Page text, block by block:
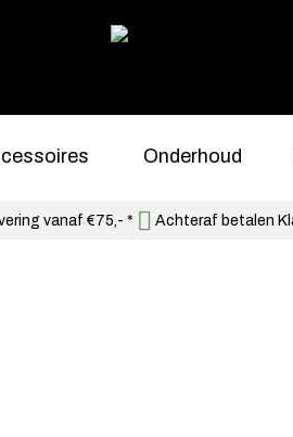
Onderhoud
vanaf €75,- * Achteraf betalen